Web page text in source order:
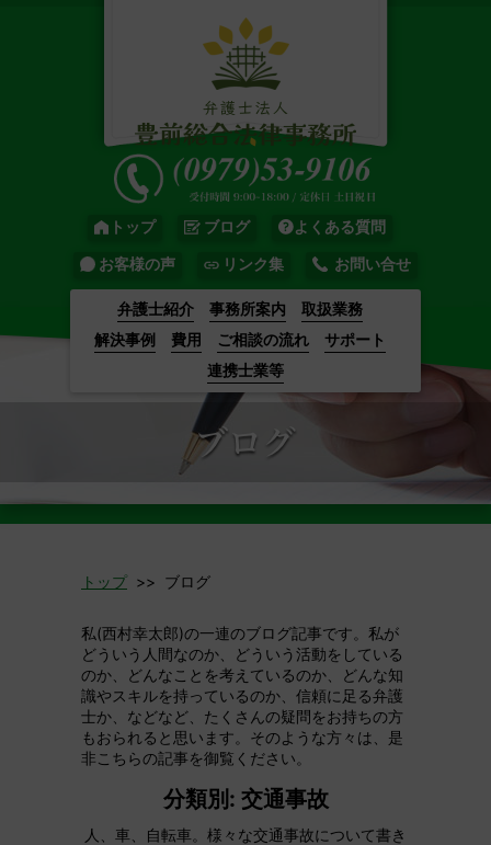
トップ ブログ よくある質問
お客様の声 リンク集 お問い合せ
弁護士紹介 事務所案内
取扱業務
解決事例
費用 ご相談の流れ
サポート
連携士業等
トップ>> ブログ
私(西村幸太郎)の一連のブログ記事です。私が
どういう人間なのか、どういう活動をしている
のか、どんなことを考えているのか、どんな知
識やスキルを持っているのか、信頼に足る弁護
士か、などなど、たくさんの疑問をお持ちの方
もおられると思います。そのような方々は、是
非こちらの記事を御覧ください。
分類別: 交通事故
人、車、自転車。様々な交通事故について書き